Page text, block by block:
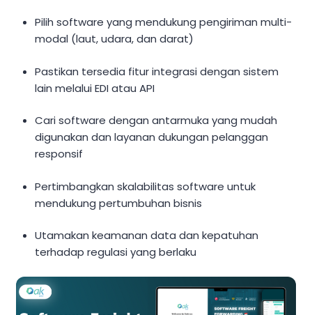
Pilih software yang mendukung pengiriman multi-
modal (laut, udara, dan darat)
Pastikan tersedia fitur integrasi dengan sistem
lain melalui EDI atau API
Cari software dengan antarmuka yang mudah
digunakan dan layanan dukungan pelanggan
responsif
Pertimbangkan skalabilitas software untuk
mendukung pertumbuhan bisnis
Utamakan keamanan data dan kepatuhan
terhadap regulasi yang berlaku